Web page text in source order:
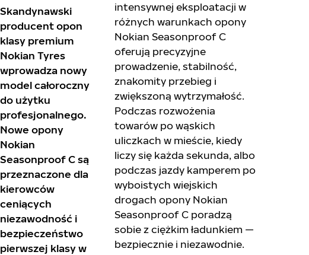
Skandynawski
producent opon
klasy premium
Nokian Tyres
wprowadza nowy
model całoroczny
do użytku
profesjonalnego.
Nowe opony
Nokian
Seasonproof C są
przeznaczone dla
kierowców
ceniących
niezawodność i
bezpieczeństwo
pierwszej klasy w
intensywnej eksploatacji w
różnych warunkach opony
Nokian Seasonproof C
oferują precyzyjne
prowadzenie, stabilność,
znakomity przebieg i
zwiększoną wytrzymałość.
Podczas rozwożenia
towarów po wąskich
uliczkach w mieście, kiedy
liczy się każda sekunda, albo
podczas jazdy kamperem po
wyboistych wiejskich
drogach opony Nokian
Seasonproof C poradzą
sobie z ciężkim ładunkiem —
bezpiecznie i niezawodnie.